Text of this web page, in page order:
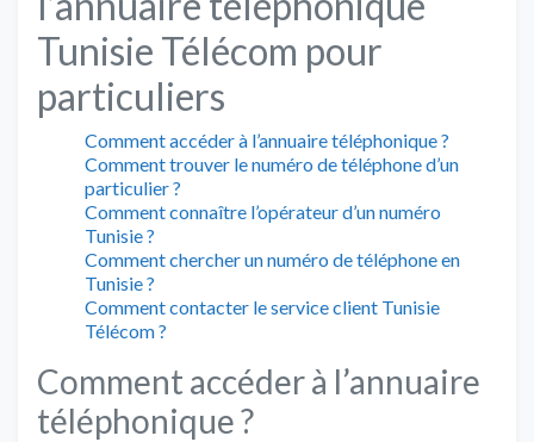
Tunisie Télécom pour
particuliers
Comment accéder à l’annuaire téléphonique ?
Comment trouver le numéro de téléphone d’un
particulier ?
Comment connaître l’opérateur d’un numéro
Tunisie ?
Comment chercher un numéro de téléphone en
Tunisie ?
Comment contacter le service client Tunisie
Télécom ?
Comment accéder à l’annuaire
téléphonique ?